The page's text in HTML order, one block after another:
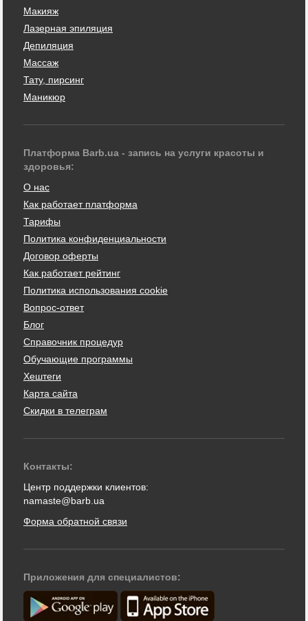
Макияж
Лазерная эпиляция
Депиляция
Массаж
Тату, пирсинг
Маникюр
Платформа Barb.ua - запись на услуги красоты и
здоровья:
О нас
Как работает платформа
Тарифы
Политика конфиденциальности
Договор оферты
Как работает рейтинг
Политика использования cookie
Вопрос-ответ
Блог
Справочник процедур
Обучающие программы
Хештеги
Карта сайта
Скидки в телеграм
Контакты:
Центр поддержки клиентов:
namaste@barb.ua
Форма обратной связи
Приложения для специалистов: